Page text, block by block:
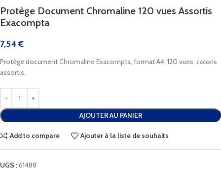
Protège Document Chromaline 120 vues Assortis
Exacompta
7,54€
Protège document Chromaline Exacompta, format A4, 120 vues, coloris
assortis.
AJOUTER AU PANIER
Add to compare Ajouter à la liste de souhaits
UGS :61488